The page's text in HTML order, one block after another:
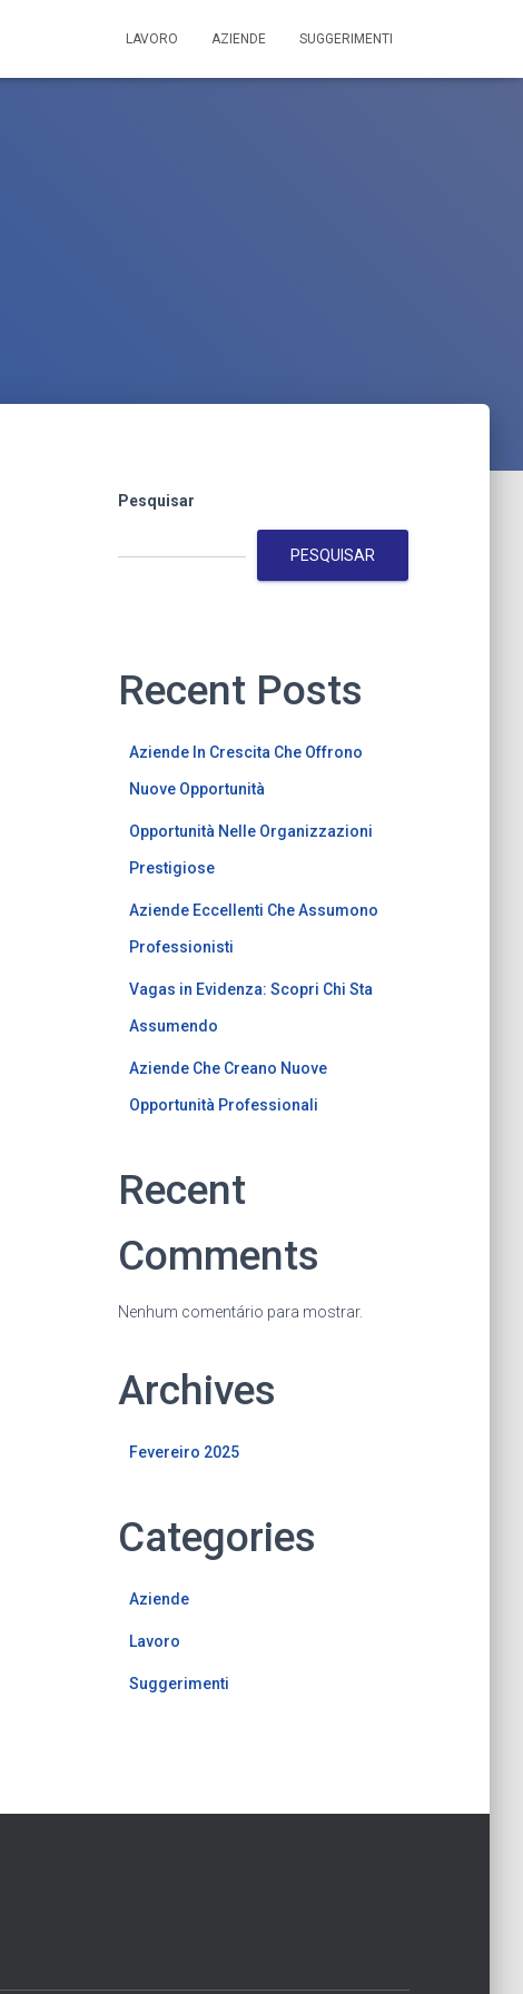
LAVORO AZIENDE SUGGERIMENTI
Pesquisar
PESQUISAR
Recent Posts
Aziende In Crescita Che Offrono
Nuove Opportunità
Opportunità Nelle Organizzazioni
Prestigiose
Aziende Eccellenti Che Assumono
Professionisti
Vagas in Evidenza: Scopri Chi Sta
Assumendo
Aziende Che Creano Nuove
Opportunità Professionali
Recent
Comments
Nenhum comentário para mostrar.
Archives
Fevereiro 2025
Categories
Aziende
Lavoro
Suggerimenti